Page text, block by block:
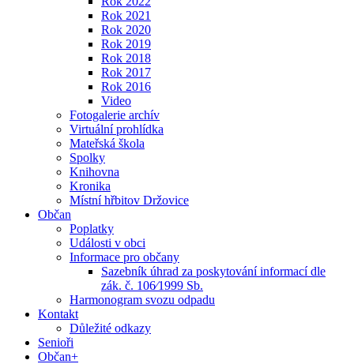
Rok 2021
Rok 2020
Rok 2019
Rok 2018
Rok 2017
Rok 2016
Video
Fotogalerie archív
Virtuální prohlídka
Mateřská škola
Spolky
Knihovna
Kronika
Místní hřbitov Držovice
Občan
Poplatky
Události v obci
Informace pro občany
Sazebník úhrad za poskytování informací dle
zák. č. 106⁄1999 Sb.
Harmonogram svozu odpadu
Kontakt
Důležité odkazy
Senioři
Občan+